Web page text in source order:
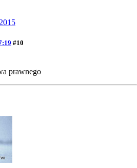
#10
prawnego